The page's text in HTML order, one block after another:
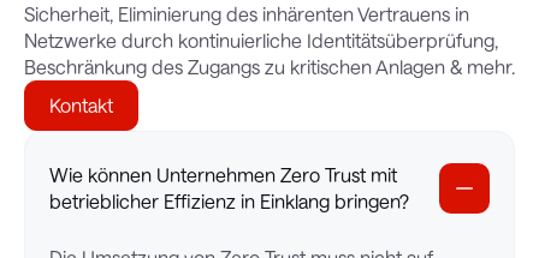
Sicherheit, Eliminierung des inhärenten Vertrauens in
Netzwerke durch kontinuierliche Identitätsüberprüfung,
Beschränkung des Zugangs zu kritischen Anlagen & mehr.
Kontakt
Wie können Unternehmen Zero Trust mit
betrieblicher Effizienz in Einklang bringen?